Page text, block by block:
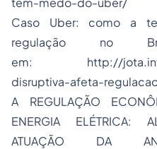
Caso Uber: como a
regulação no
em: http://
disruptiva-afeta-
A REGULAÇÃO
ENERGIA ELÉTRICA:
ATUAÇÃO DA